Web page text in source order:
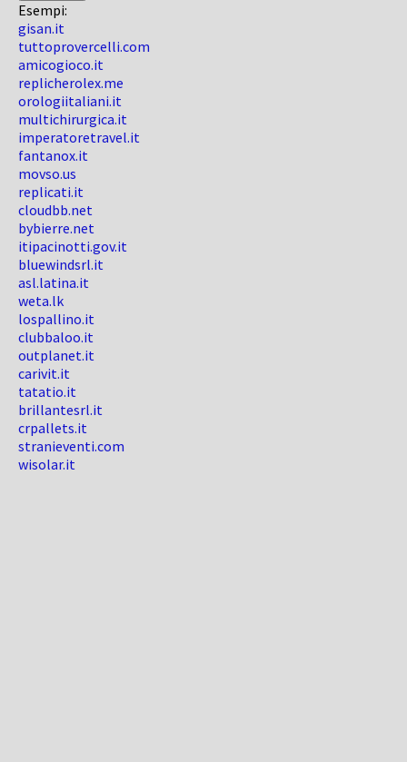
Esempi:
gisan.it
tuttoprovercelli.com
amicogioco.it
replicherolex.me
orologiitaliani.it
multichirurgica.it
imperatoretravel.it
fantanox.it
movso.us
replicati.it
cloudbb.net
bybierre.net
itipacinotti.gov.it
bluewindsrl.it
asl.latina.it
weta.lk
lospallino.it
clubbaloo.it
outplanet.it
carivit.it
tatatio.it
brillantesrl.it
crpallets.it
stranieventi.com
wisolar.it